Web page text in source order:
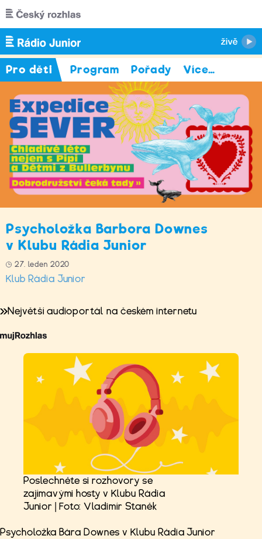
Přejít k hlavnímu obsahu
Pro děti Program Pořady Více…
Psycholožka Barbora Downes
v Klubu Rádia Junior
27. leden 2020
Klub Rádia Junior
Největší audioportál na českém internetu
Poslechněte si rozhovory se
zajímavými hosty v Klubu Rádia
Junior | Foto: Vladimír Staněk
Psycholožka Bára Downes v Klubu Rádia Junior